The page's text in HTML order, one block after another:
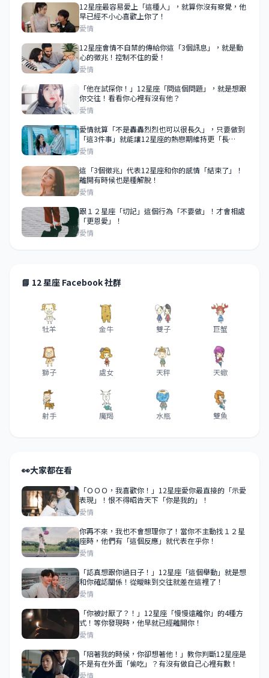
12星座最容易愛上「這種人」，就算你沒有察覺，他
早已經不小心喜歡上你了！
愛情
12星座會情不自禁的傳給你這「3個訊息」，就是動
心的徵兆！控制不住的愛！
愛情
「他在試探你！」12星座「問這個問題」，就是想跟
你交往！看看你心裡有沒有他？
愛情
愛情就算「不是轟轟烈烈也可以很長久」，只要做到
「這3件事」就能讓12星座的熱戀期維持更「長
久」！
愛情
這「3個徵兆」代表12星座和你的感情「結束了」！
離開有時候也是種解脫！
愛情
跟１２星座「切記」這個行為「不要做」！才會相處
「更恩愛」！
愛情
📘 12 星座 Facebook 社群
牡羊 金牛 雙子 巨蟹
獅子 處女 天秤 天蠍
射手 魔羯 水瓶 雙魚
👀大家都在看
「ＯＯＯ，我喜歡你！」12星座愛你最直接的「示愛
表現」！恨不得昭告天下「你是我的」！
愛情
你再不來，我也不會想理你了！當你不主動找１２星
座時，他們有「這個反應」就代表在乎你！
愛情
「認真想跟你過日子！」12星座「這個舉動」就是想
和你確認關係！從曖昧到交往就差在這裡了！
愛情
「你被討厭了？！」12星座「慢慢遠離你」的4種方
式！等你發現時，他早就已經離開你！
愛情
「陪著我的時候，你卻想著他！」教你判斷12星座是
不是有在外面「偷吃」？有沒有做自己心裡有數！
愛情